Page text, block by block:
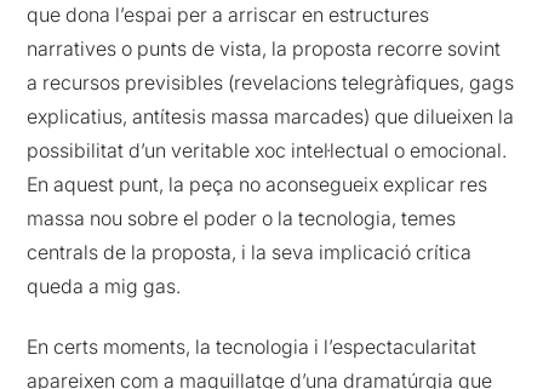
que dona l’espai per a arriscar en estructures
narratives o punts de vista, la proposta recorre sovint
a recursos previsibles (revelacions telegràfiques, gags
explicatius, antítesis massa marcades) que dilueixen la
possibilitat d’un veritable xoc intel·lectual o emocional.
En aquest punt, la peça no aconsegueix explicar res
massa nou sobre el poder o la tecnologia, temes
centrals de la proposta, i la seva implicació crítica
queda a mig gas.
En certs moments, la tecnologia i l’espectacularitat
apareixen com a maquillatge d’una dramatúrgia que